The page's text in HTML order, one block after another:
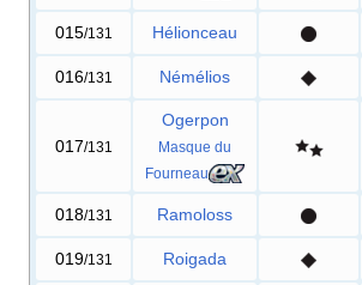
015/131 Hélionceau
016/131 Némélios
017/131
Ogerpon
Masque du
Fourneau
018/131 Ramoloss
019/131 Roigada